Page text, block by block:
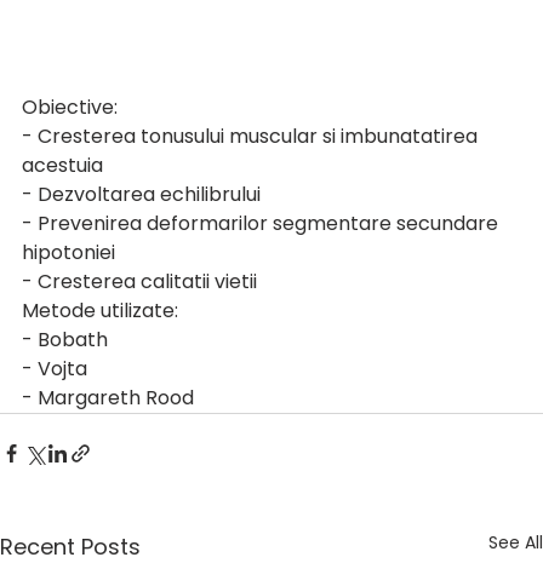
Obiective:
- Cresterea tonusului muscular si imbunatatirea
acestuia
- Dezvoltarea echilibrului
- Prevenirea deformarilor segmentare secundare
hipotoniei
- Cresterea calitatii vietii
Metode utilizate:
- Bobath
- Vojta
- Margareth Rood
Recent Posts See All